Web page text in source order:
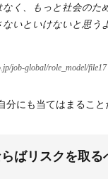
く、もっと社会のた
いといけないと思う
job-global/role_model/file17
分にも当てはまること
ばリスクを取る